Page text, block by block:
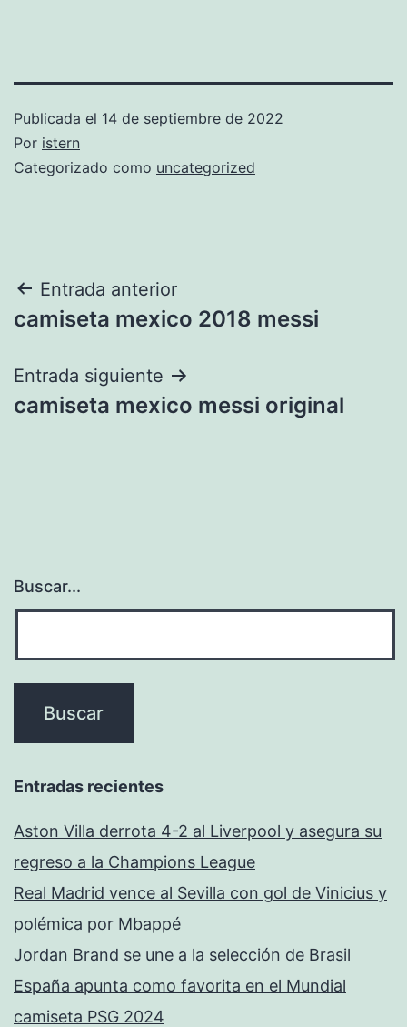
Publicada el 14 de septiembre de 2022
Por istern
Categorizado como uncategorized
Navegación
de
entradas
Entrada anterior
camiseta mexico 2018 messi
Entrada siguiente
camiseta mexico messi original
Buscar...
Entradas recientes
Aston Villa derrota 4-2 al Liverpool y asegura su
regreso a la Champions League
Real Madrid vence al Sevilla con gol de Vinicius y
polémica por Mbappé
Jordan Brand se une a la selección de Brasil
España apunta como favorita en el Mundial
camiseta PSG 2024